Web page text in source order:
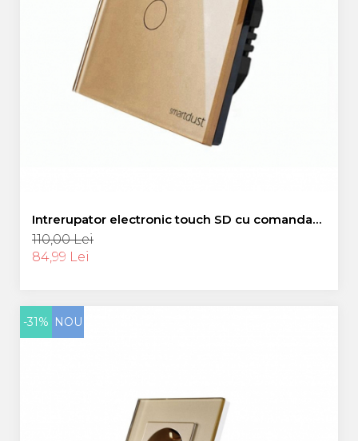
Intrerupator electronic touch SD cu comanda
wifi prin aplicatia eWeLink, Negru, Smart Dust, 5
A
110,00 Lei
84,99 Lei
-31% NOU